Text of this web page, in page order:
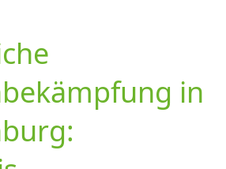
in